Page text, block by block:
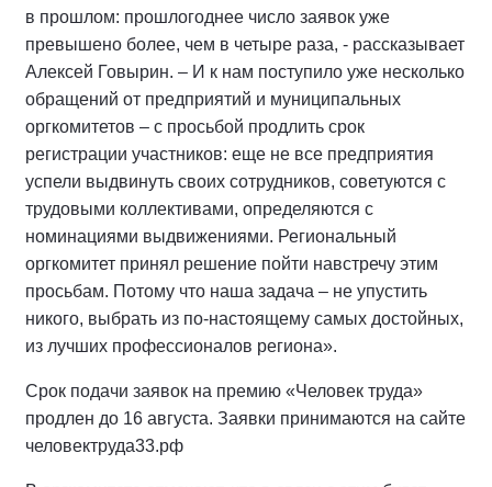
в прошлом: прошлогоднее число заявок уже
превышено более, чем в четыре раза, - рассказывает
Алексей Говырин. – И к нам поступило уже несколько
обращений от предприятий и муниципальных
оргкомитетов – с просьбой продлить срок
регистрации участников: еще не все предприятия
успели выдвинуть своих сотрудников, советуются с
трудовыми коллективами, определяются с
номинациями выдвижениями. Региональный
оргкомитет принял решение пойти навстречу этим
просьбам. Потому что наша задача – не упустить
никого, выбрать из по-настоящему самых достойных,
из лучших профессионалов региона».
Срок подачи заявок на премию «Человек труда»
продлен до 16 августа. Заявки принимаются на сайте
человектруда33.рф